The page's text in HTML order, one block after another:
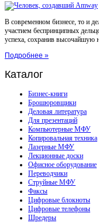
В современном бизнесе, то и
участием беспринципных
успеха, сохранив высочайшую
Подробнее »
Каталог
Бизнес-книги
Брошюровщики
Деловая литература
Для презентаций
Компьютерные МФУ
Копировальная техника
Лазерные МФУ
Лекционные доски
Офисное оборудование
Переводчики
Струйные МФУ
Факсы
Цифровые блокноты
Цифровые телефоны
Шредеры